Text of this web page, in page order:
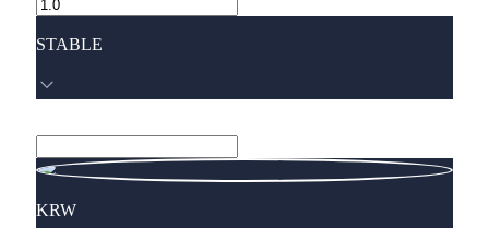
STABLE
KRW